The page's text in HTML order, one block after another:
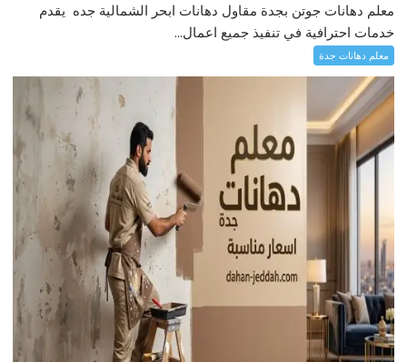
معلم دهانات جوتن بجدة مقاول دهانات ابحر الشمالية جده يقدم
خدمات احترافية في تنفيذ جميع اعمال...
معلم دهانات جدة